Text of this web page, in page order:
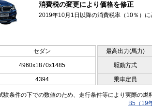
消費税の変更により価格を修正
2019年10月1日以降の消費税率（10％）に
セダン 最高出力(馬力)
4960x1870x1485 駆動方式
4394 乗車定員
条件の下での数値のため、走行条件等により実際の燃
B5（19